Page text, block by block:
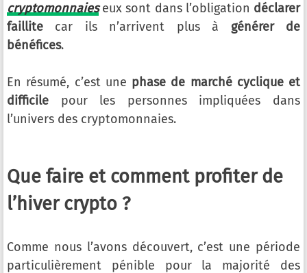
cryptomonnaieseux sont dans l’obligation déclarer
faillite car ils n’arrivent plus à générer de
bénéfices.
En résumé, c’est une phase de marché cyclique et
difficile pour les personnes impliquées dans
l’univers des cryptomonnaies.
Que faire et comment profiter de
l’hiver crypto ?
Comme nous l’avons découvert, c’est une période
particulièrement pénible pour la majorité des